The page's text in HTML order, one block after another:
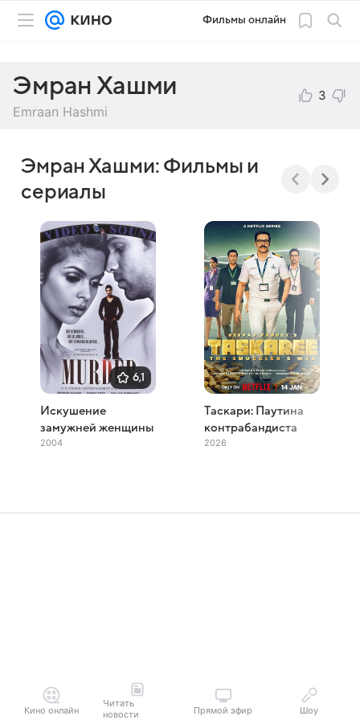
Фильмы онлайн
Эмран Хашми
Emraan Hashmi
3
Эмран Хашми: Фильмы и
сериалы
6,1
Искушение
замужней женщины
2004
Таскари: Паутина
контрабандиста
2026
Кино онлайн
Читать
новости
Прямой эфир Шоу